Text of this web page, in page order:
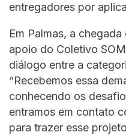
entregadores por
Em Palmas, a
apoio do Coletivo
diálogo entre a
“Recebemos essa
conhecendo os
entramos em contato
para trazer esse